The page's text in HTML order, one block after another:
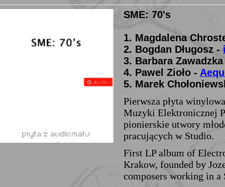
SME: 70's
1. Magdalena
2. Bogdan Długosz -
3. Barbara
4. Pawel Zioło -
5. Marek
Pierwsza płyta
Muzyki Elektronicznej
pionierskie utwory
pracujących w Studio.
First LP album of
Krakow, founded by
composers working in a